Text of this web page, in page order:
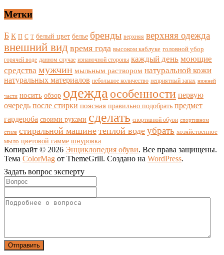
Метки
Б К П С Т белый цвет белье бренды верхняя верхняя одежда
внешний вид время года высоком каблуке головной убор
горячей воде данном случае изнаночной стороны каждый день моющие
средства мужчин мыльным раствором натуральной кожи
натуральных материалов небольшое количество неприятный запах нижней
части носить обзор одежда особенности первую
очередь после стирки поясная правильно подобрать предмет
гардероба своими руками сделать спортивной обуви спортивном
стиле стиральной машине теплой воде убрать хозяйственное
мыло цветовой гамме шнуровка
Копирайт © 2026 Энциклопедия обуви. Все права защищены.
Тема ColorMag от ThemeGrill. Создано на WordPress.
Задать вопрос эксперту